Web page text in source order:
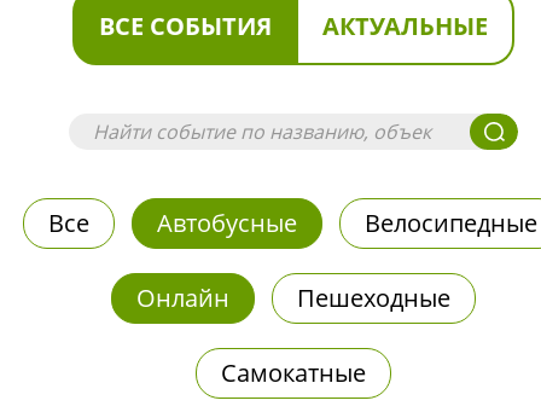
ВСЕ СОБЫТИЯ АКТУАЛЬНЫЕ
Все Автобусные Велосипедные
Онлайн Пешеходные
Самокатные